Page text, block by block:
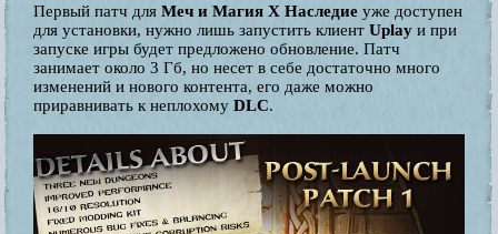
Первый патч для Меч и Магия Х Наследие уже доступен
для установки, нужно лишь запустить клиент Uplay и при
запуске игры будет предложено обновление. Патч
занимает около 3 Гб, но несет в себе достаточно много
изменений и нового контента, его даже можно
приравнивать к неплохому DLC.